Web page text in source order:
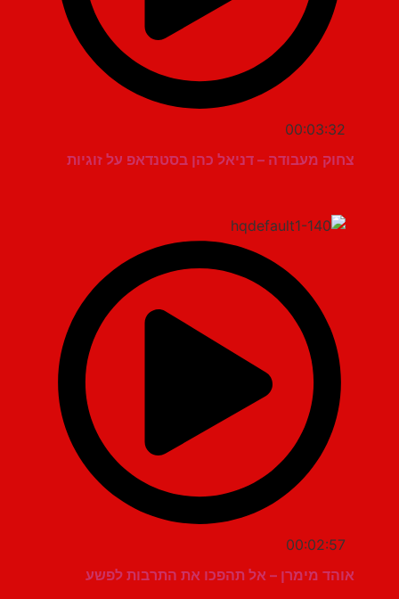
00:03:32
צחוק מעבודה – דניאל כהן בסטנדאפ על זוגיות
00:02:57
אוהד מימרן – אל תהפכו את התרבות לפשע